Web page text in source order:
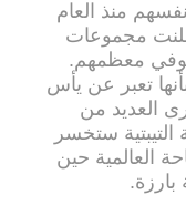
النار بأنفسهم منذ العام
اعلنت مجموعات
معظمهم.
تعبر عن يأس
العديد من
ستخسر
العالمية حين
بارزة.